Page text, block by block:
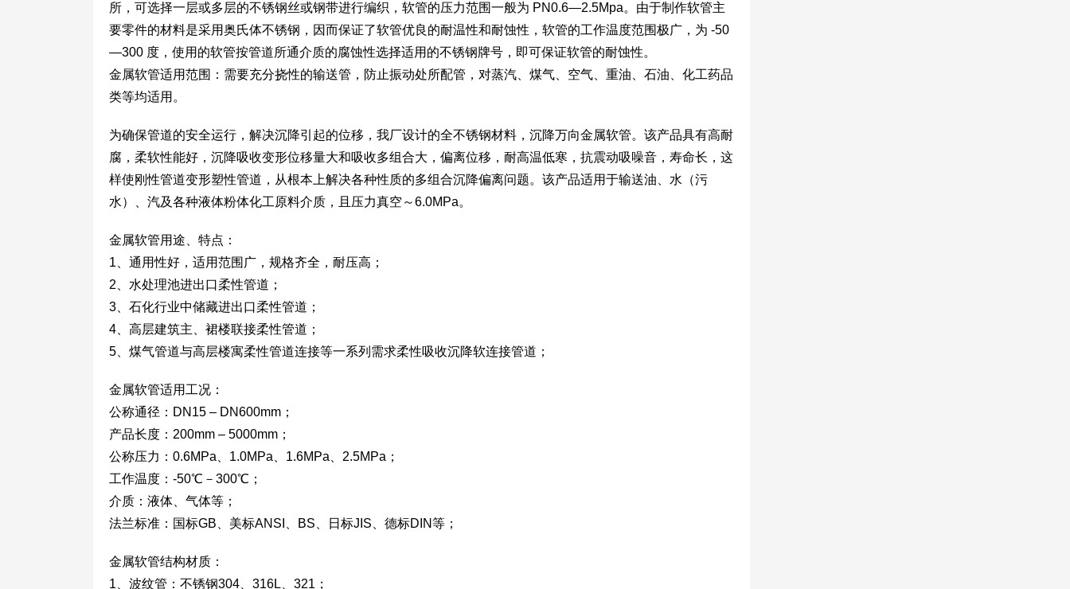
所，可选择一层或多层的不锈钢丝或钢带进行编织，软管的压力范围一般为 PN0.6—2.5Mpa。由于制作软管主
要零件的材料是采用奥氏体不锈钢，因而保证了软管优良的耐温性和耐蚀性，软管的工作温度范围极广，为 -50
—300 度，使用的软管按管道所通介质的腐蚀性选择适用的不锈钢牌号，即可保证软管的耐蚀性。
金属软管适用范围：需要充分挠性的输送管，防止振动处所配管，对蒸汽、煤气、空气、重油、石油、化工药品
类等均适用。
为确保管道的安全运行，解决沉降引起的位移，我厂设计的全不锈钢材料，沉降万向金属软管。该产品具有高耐
腐，柔软性能好，沉降吸收变形位移量大和吸收多组合大，偏离位移，耐高温低寒，抗震动吸噪音，寿命长，这
样使刚性管道变形塑性管道，从根本上解决各种性质的多组合沉降偏离问题。该产品适用于输送油、水（污
水）、汽及各种液体粉体化工原料介质，且压力真空～6.0MPa。
金属软管用途、特点：
1、通用性好，适用范围广，规格齐全，耐压高；
2、水处理池进出口柔性管道；
3、石化行业中储藏进出口柔性管道；
4、高层建筑主、裙楼联接柔性管道；
5、煤气管道与高层楼寓柔性管道连接等一系列需求柔性吸收沉降软连接管道；
金属软管适用工况：
公称通径：DN15 – DN600mm；
产品长度：200mm – 5000mm；
公称压力：0.6MPa、1.0MPa、1.6MPa、2.5MPa；
工作温度：-50℃－300℃；
介质：液体、气体等；
法兰标准：国标GB、美标ANSI、BS、日标JIS、德标DIN等；
金属软管结构材质：
1、波纹管：不锈钢304、316L、321；